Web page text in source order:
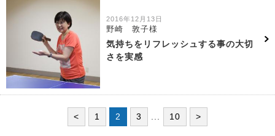
2016年12月13日
野崎 敦子様
気持ちをリフレッシュする事の大切
さを実感
< 1 2 3 10 >